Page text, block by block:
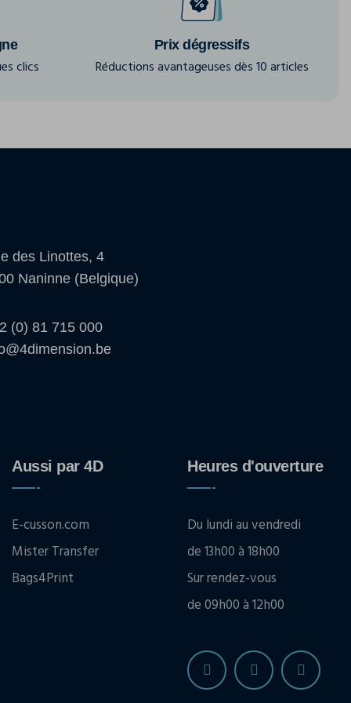
clics
Prix dégressifs
Réductions avantageuses dès 10 articles
des Linottes, 4
Naninne (Belgique)
(0) 81 715 000
Aussi par 4D
E-cusson.com
Mister Transfer
Bags4Print
Heures d'ouverture
Du lundi au vendredi
de 13h00 à 18h00
Sur rendez-vous
de 09h00 à 12h00